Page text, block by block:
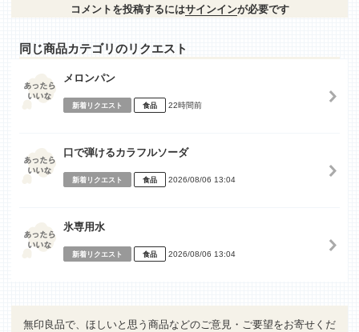
コメントを投稿するにはサインインが必要です
同じ商品カテゴリのリクエスト
メロンパン
新着リクエスト 食品 22時間前
口で弾けるカラフルソーダ
新着リクエスト 食品 2026/08/06 13:04
氷専用水
新着リクエスト 食品 2026/08/06 13:04
無印良品で、ほしいと思う商品などのご意見・ご要望をお寄せくだ